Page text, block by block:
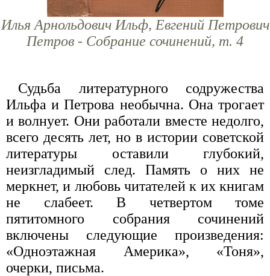
Илья Арнольдович Ильф, Евгений Петрович
Петров - Собрание сочинений, т. 4
Судьба литературного содружества
Ильфа и Петрова необычна. Она трогает
и волнует. Они работали вместе недолго,
всего десять лет, но в истории советской
литературы оставили глубокий,
неизгладимый след. Память о них не
меркнет, и любовь читателей к их книгам
не слабеет. В четвертом томе
пятитомного собрания сочинений
включены следующие произведения:
«Одноэтажная Америка», «Тоня»,
очерки, письма.